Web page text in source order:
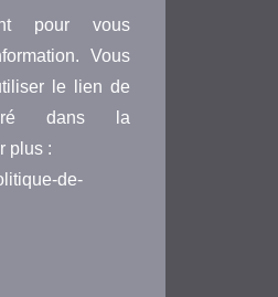
pour vous
Vous
le lien de
dans la
plus :
de-